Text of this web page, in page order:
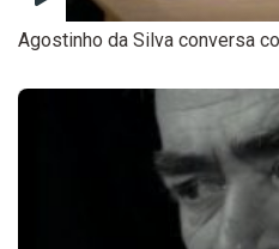
Agostinho da Silva conversa